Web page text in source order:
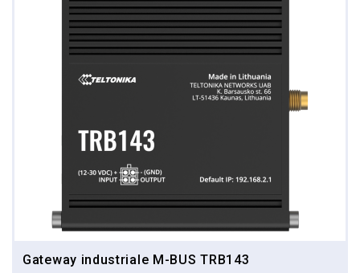
Gateway industriale M-BUS TRB143